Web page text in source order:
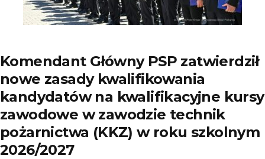
Komendant Główny PSP zatwierdził
nowe zasady kwalifikowania
kandydatów na kwalifikacyjne kursy
zawodowe w zawodzie technik
pożarnictwa (KKZ) w roku szkolnym
2026/2027